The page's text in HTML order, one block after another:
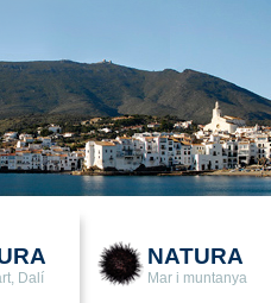
Dalí
NATURA
Mar i muntanya